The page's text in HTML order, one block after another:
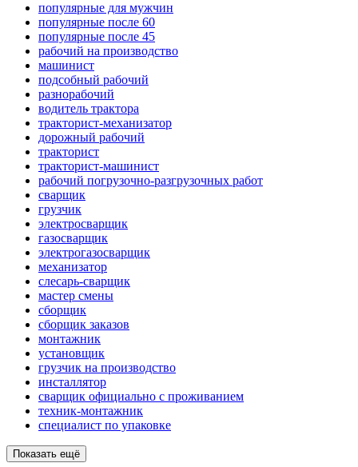
популярные для мужчин
популярные после 60
популярные после 45
рабочий на производство
машинист
подсобный рабочий
разнорабочий
водитель трактора
тракторист-механизатор
дорожный рабочий
тракторист
тракторист-машинист
рабочий погрузочно-разгрузочных работ
сварщик
грузчик
электросварщик
газосварщик
электрогазосварщик
механизатор
слесарь-сварщик
мастер смены
сборщик
сборщик заказов
монтажник
установщик
грузчик на производство
инсталлятор
сварщик официально с проживанием
техник-монтажник
специалист по упаковке
Показать ещё